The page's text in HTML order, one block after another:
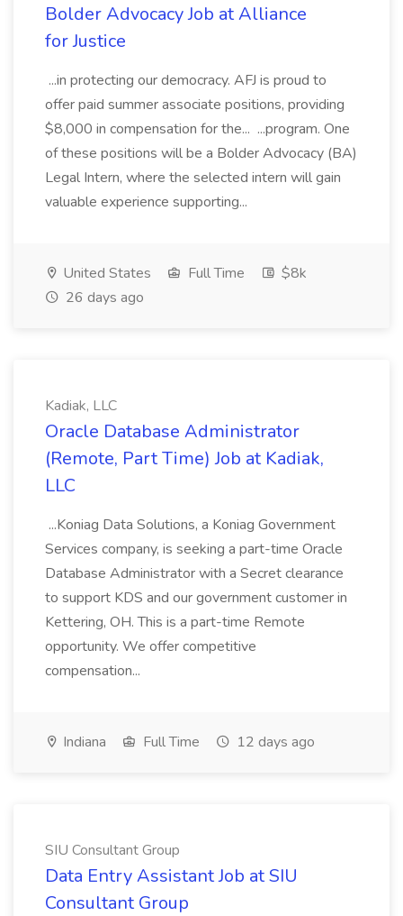
Bolder Advocacy Job at Alliance
for Justice
...in protecting our democracy. AFJ is proud to
offer paid summer associate positions, providing
$8,000 in compensation for the... ...program. One
of these positions will be a Bolder Advocacy (BA)
Legal Intern, where the selected intern will gain
valuable experience supporting...
United States Full Time
$8k
26 days ago
Kadiak, LLC
Oracle Database Administrator
(Remote, Part Time) Job at Kadiak,
LLC
...Koniag Data Solutions, a Koniag Government
Services company, is seeking a part-time Oracle
Database Administrator with a Secret clearance
to support KDS and our government customer in
Kettering, OH. This is a part-time Remote
opportunity. We offer competitive
compensation...
Indiana Full Time 12 days ago
SIU Consultant Group
Data Entry Assistant Job at SIU
Consultant Group